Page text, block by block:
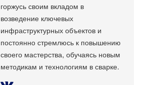
горжусь своим вкладом в
возведение ключевых
инфраструктурных объектов и
постоянно стремлюсь к повышению
своего мастерства, обучаясь новым
методикам и технологиям в сварке.